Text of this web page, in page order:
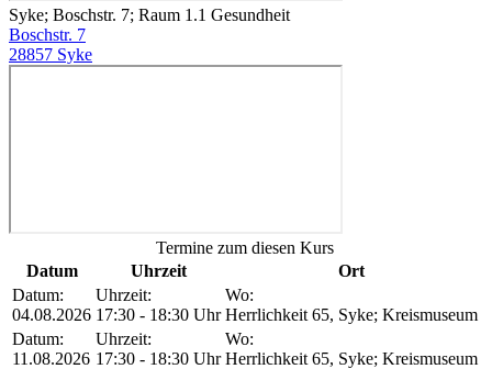
Syke; Boschstr. 7; Raum 1.1 Gesundheit
Boschstr. 7
28857 Syke
Termine zum diesen Kurs
Datum
Uhrzeit
Ort
Datum:
04.08.2026
Uhrzeit:
17:30 - 18:30 Uhr
Wo:
Herrlichkeit 65, Syke; Kreismuseum
Datum:
11.08.2026
Uhrzeit:
17:30 - 18:30 Uhr
Wo:
Herrlichkeit 65, Syke; Kreismuseum